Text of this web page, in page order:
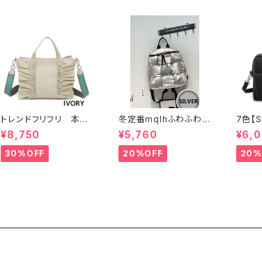
トレンドフリフリ 本
革 トートバッグ キャ
ンバスショルダー コラ
ボー
¥8,750
30%OFF
冬定番mqlhふわふわ～
軽量＆撥水ナイロン ダ
ウンバッグ 2way リュッ
ク 60319-082
¥5,760
20%OFF
7色
EL】
ンハ
ーバ
7-3